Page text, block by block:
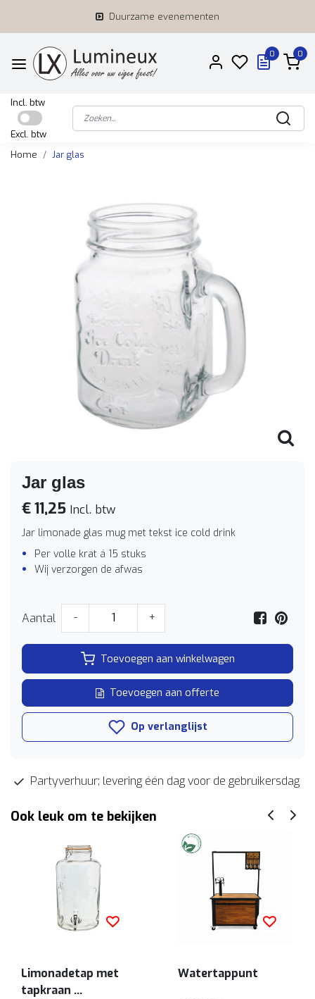
Duurzame evenementen
0 0
Incl. btw
Excl. btw
Home
Jar glas
Jar glas
€ 11,25 Incl. btw
Jar limonade glas mug met tekst ice cold drink
Per volle krat á 15 stuks
Wij verzorgen de afwas
Aantal - +
Toevoegen aan winkelwagen
Toevoegen aan offerte
Op verlanglijst
Partyverhuur; levering één dag voor de gebruikersdag
Ook leuk om te bekijken
Limonadetap met
tapkraan
Watertappunt